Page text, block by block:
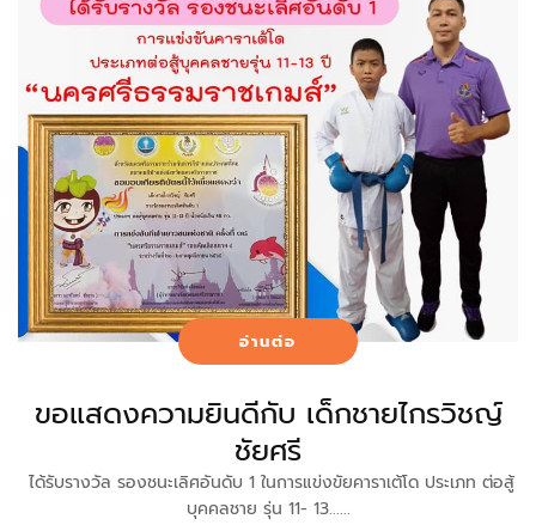
อ่านต่อ
ขอแสดงความยินดีกับ เด็กชายไกรวิชญ์
ชัยศรี
ได้รับรางวัล รองชนะเลิศอันดับ 1 ในการแข่งขัยคาราเต้โด ประเภท ต่อสู้
บุคคลชาย รุ่น 11- 13......